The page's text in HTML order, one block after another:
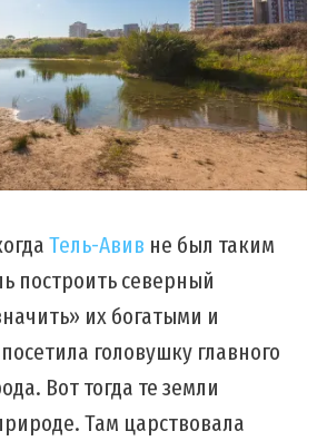
Тель-Авив не был таким
построить северный
их богатыми и
головушку главного
Вот тогда те земли
Там царствовала